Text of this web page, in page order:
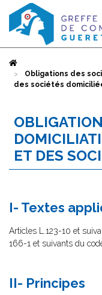
Obligations des
des sociétés
ET DES
I- Textes
Articles L.123-10 et
166-1 et suivants du
II- Principes